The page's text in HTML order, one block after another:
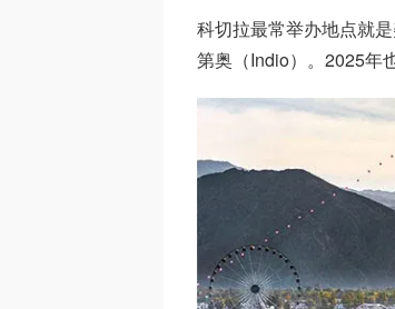
科切拉最常举办地点就
第奥（Indio）。2025年